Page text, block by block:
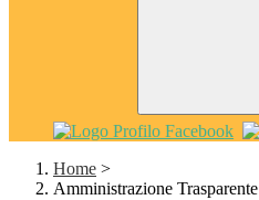
Home >
Amministrazione Trasparente